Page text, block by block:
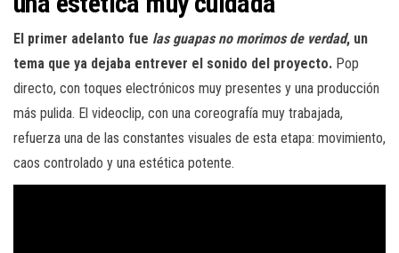
El primer adelanto fue las guapas no morimos de verdad, un
tema que ya dejaba entrever el sonido del proyecto. Pop
directo, con toques electrónicos muy presentes y una producción
más pulida. El videoclip, con una coreografía muy trabajada,
refuerza una de las constantes visuales de esta etapa: movimiento,
caos controlado y una estética potente.